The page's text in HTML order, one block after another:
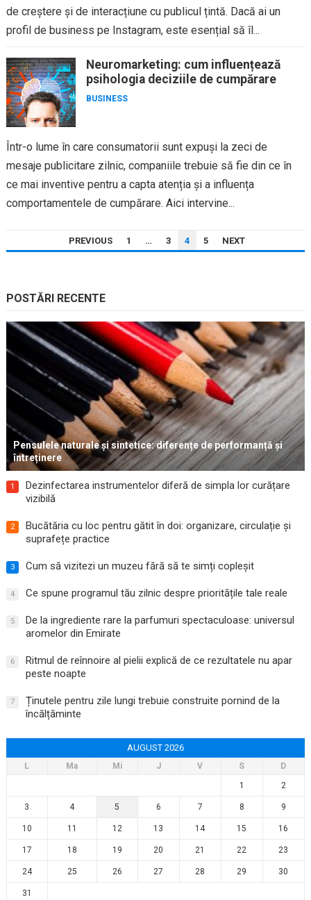
de creștere și de interacțiune cu publicul țintă. Dacă ai un
profil de business pe Instagram, este esențial să îl...
Neuromarketing: cum influențează
psihologia deciziile de cumpărare
BUSINESS
Într-o lume în care consumatorii sunt expuși la zeci de
mesaje publicitare zilnic, companiile trebuie să fie din ce în
ce mai inventive pentru a capta atenția și a influența
comportamentele de cumpărare. Aici intervine...
ARTICOLE
PREVIOUS 1 … 3 4 5 NEXT
POSTĂRI RECENTE
Pensulele naturale și sintetice: diferențe de performanță și
întreținere
1
Dezinfectarea instrumentelor diferă de simpla lor curățare
vizibilă
2
Bucătăria cu loc pentru gătit în doi: organizare, circulație și
suprafețe practice
3 Cum să vizitezi un muzeu fără să te simți copleșit
4 Ce spune programul tău zilnic despre prioritățile tale reale
5
De la ingrediente rare la parfumuri spectaculoase: universul
aromelor din Emirate
6
Ritmul de reînnoire al pielii explică de ce rezultatele nu apar
peste noapte
7
Ținutele pentru zile lungi trebuie construite pornind de la
încălțăminte
AUGUST 2026
L Ma Mi J V S
D
1
2
3 4 5 6 7 8 9
10 11 12 13 14 15 16
17 18 19 20 21 22 23
24 25 26 27 28 29 30
31